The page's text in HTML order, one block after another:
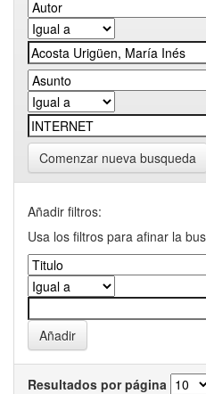
Comenzar nueva busqueda
Añadir filtros:
Usa los filtros para afinar la
Resultados por página